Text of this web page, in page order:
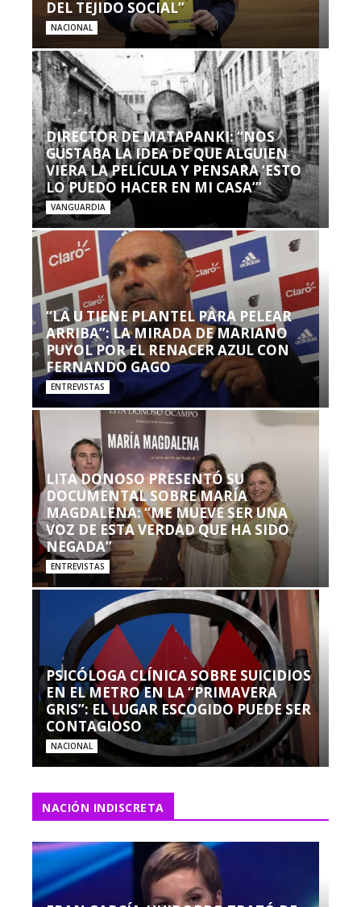
DEL TEJIDO SOCIAL”
NACIONAL
DIRECTOR DE MATAPANKI: “NOS
GUSTABA LA IDEA DE QUE ALGUIEN
VIERA LA PELÍCULA Y PENSARA ‘ESTO
LO PUEDO HACER EN MI CASA’”
VANGUARDIA
“LA U TIENE PLANTEL PARA PELEAR
ARRIBA”: LA MIRADA DE MARIANO
PUYOL POR EL RENACER AZUL CON
FERNANDO GAGO
ENTREVISTAS
LITA DONOSO PRESENTÓ SU
DOCUMENTAL SOBRE MARÍA
MAGDALENA: “ME MUEVE SER UNA
VOZ DE ESTA VERDAD QUE HA SIDO
NEGADA”
ENTREVISTAS
PSICÓLOGA CLÍNICA SOBRE SUICIDIOS
EN EL METRO EN LA “PRIMAVERA
GRIS”: EL LUGAR ESCOGIDO PUEDE SER
CONTAGIOSO
NACIONAL
NACIÓN INDISCRETA